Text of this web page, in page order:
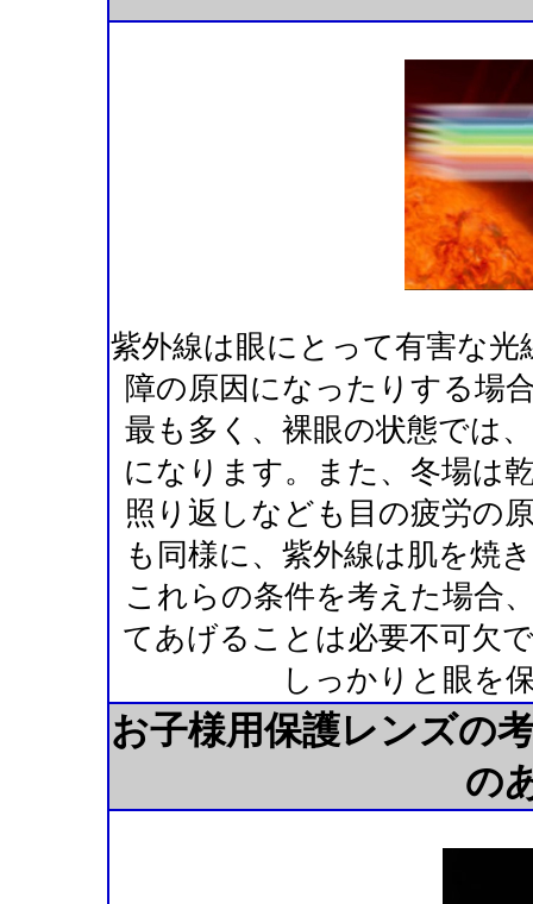
紫外線は眼にとって有害な
障の原因になったりする場
最も多く、裸眼の状態では
になります。また、冬場は
照り返しなども目の疲労の
も同様に、紫外線は肌を焼
これらの条件を考えた場合
てあげることは必要不可欠
しっかりと眼を
お子様用保護レンズの
の